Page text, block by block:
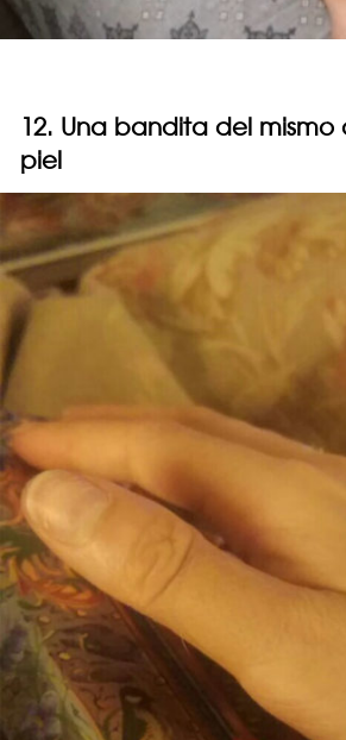
12. Una bandita del mismo
piel